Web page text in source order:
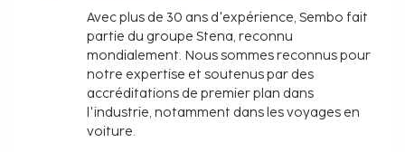
de 10 à 16 ans. Nous avons indiqué tous les frais dont
l'hébergement nous a fait part. . Policies: Tous les
clients, y compris les enfants, doivent être présents
à l'arrivée et présenter une pièce d'identité
officielle avec photo ou leur passeport.
Conformément aux réglementations nationales, les
transactions en espèces effectuées dans cet
Avec plus de 30 ans d'expérience, Sembo fait
partie du groupe Stena, reconnu
mondialement. Nous sommes reconnus pour
notre expertise et soutenus par des
accréditations de premier plan dans
l'industrie, notamment dans les voyages en
voiture.